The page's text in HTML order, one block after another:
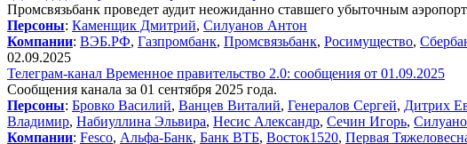
Промсвязьбанк проведет аудит неожиданно ставшего убыточным
Персоны: Каменщик Дмитрий, Силуанов Антон
Компании: ВЭБ.РФ, Газпромбанк, Промсвязьбанк, Росимущество,
02.09.2025
Телеграм-канал Временное правительство 2.0: сообщения от 01.09.2025
Сообщения канала за 01 сентября 2025 года.
Персоны: Бровко Василий, Ванцев Виталий, Генералов Сергей, Дитрих
Владимир, Набиуллина Эльвира, Несис Александр, Сечин Игорь,
Компании: Fesco, Альфа-Банк, Банк ВТБ, Восток1520, Первая